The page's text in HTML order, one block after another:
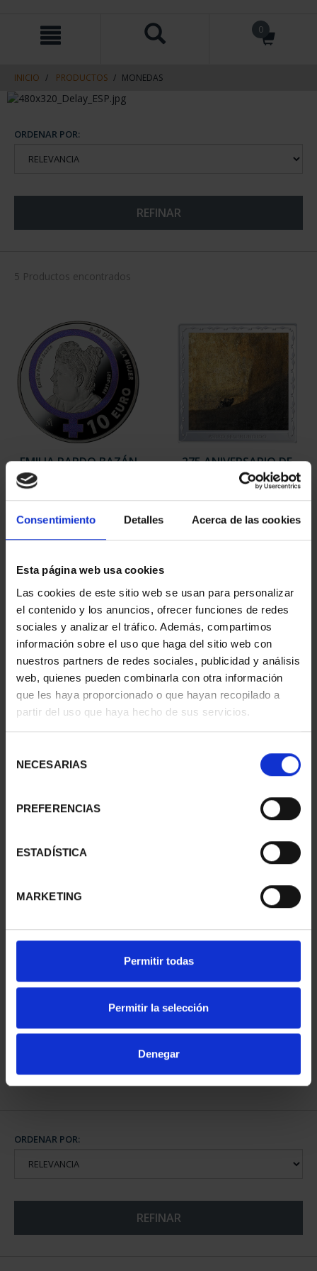
Consentimiento Detalles Acerca de las cookies
Esta página web usa cookies
Las cookies de este sitio web se usan para personalizar
el contenido y los anuncios, ofrecer funciones de redes
sociales y analizar el tráfico. Además, compartimos
información sobre el uso que haga del sitio web con
nuestros partners de redes sociales, publicidad y análisis
web, quienes pueden combinarla con otra información
que les haya proporcionado o que hayan recopilado a
partir del uso que haya hecho de sus servicios.
NECESARIAS
PREFERENCIAS
ESTADÍSTICA
MARKETING
Permitir todas
Permitir la selección
Denegar
contenido
navegacin
0
INICIO PRODUCTOS MONEDAS
ORDENAR POR:
REFINAR
5 Productos encontrados
EMILIA PARDO BAZÁN
(2021) 8 REALES
275 ANIVERSARIO DE
GOYA (2021) PERRO
153,00 €
275 ANIVERSARIO DE
GOYA (2021) LA
153,00 €
275 ANIVERSARIO DE
GOYA (2021) QUITASOL
BATALLA DE LEPANTO
(2021) 8 REALES
ORDENAR POR:
REFINAR